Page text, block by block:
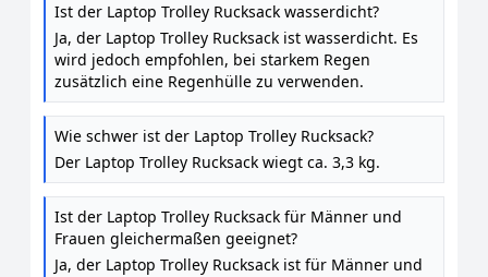
Ist der Laptop Trolley Rucksack wasserdicht?
Ja, der Laptop Trolley Rucksack ist wasserdicht. Es
wird jedoch empfohlen, bei starkem Regen
zusätzlich eine Regenhülle zu verwenden.
Wie schwer ist der Laptop Trolley Rucksack?
Der Laptop Trolley Rucksack wiegt ca. 3,3 kg.
Ist der Laptop Trolley Rucksack für Männer und
Frauen gleichermaßen geeignet?
Ja, der Laptop Trolley Rucksack ist für Männer und